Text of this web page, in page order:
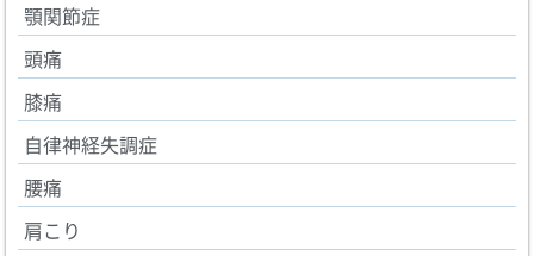
顎関節症
頭痛
膝痛
自律神経失調症
腰痛
肩こり